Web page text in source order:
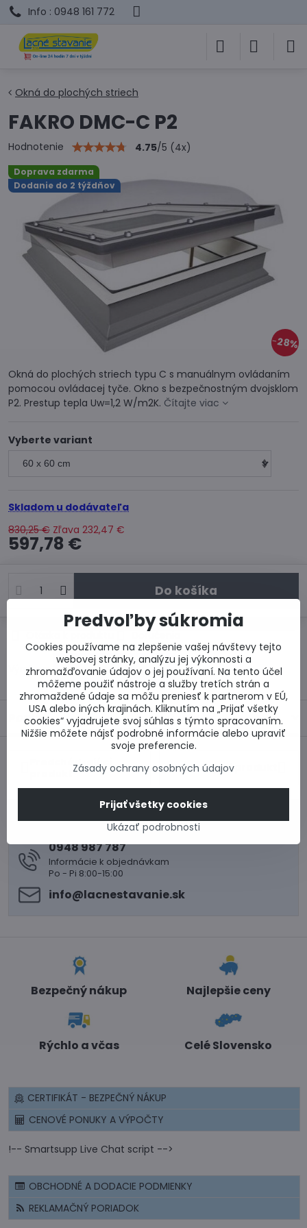
Info : 0948 161 772
Doprava zdarma
Dodanie do 2 týždňov
28%
Okná do plochých striech
FAKRO DMC-C P2
Hodnotenie 4.75/5 (4x)
Okná do plochých striech typu C s manuálnym ovládaním
pomocou ovládacej tyče. Okno s bezpečnostným dvojsklom
P2. Prestup tepla Uw=1,2 W/m2K. Čítajte viac
Vyberte variant
Skladom u dodávateľa
830,25 € Zľava 232,47 €
597,78 €
Do košíka
Doručenia
Výrobca:
Popis
Predchádzajúci
Nasledujúci produkt
0917 969 003
Technické poradenstvo
0948 987 787
Informácie k objednávkam
Po - Pi 8:00-15:00
info​@lacnestavanie​.sk
Bezpečný nákup Najlepšie ceny
Rýchlo a včas Celé Slovensko
CERTIFIKÁT - BEZPEČNÝ NÁKUP
CENOVÉ PONUKY A VÝPOČTY
!-- Smartsupp Live Chat script -->
OBCHODNÉ A DODACIE PODMIENKY
REKLAMAČNÝ PORIADOK
Predvoľby súkromia
Cookies používame na zlepšenie vašej návštevy tejto
webovej stránky, analýzu jej výkonnosti a
zhromažďovanie údajov o jej používaní. Na tento účel
môžeme použiť nástroje a služby tretích strán a
zhromaždené údaje sa môžu preniesť k partnerom v EÚ,
USA alebo iných krajinách. Kliknutím na „Prijať všetky
cookies“ vyjadrujete svoj súhlas s týmto spracovaním.
Nižšie môžete nájsť podrobné informácie alebo upraviť
svoje preferencie.
Zásady ochrany osobných údajov
Ukázať podrobnosti
Prijať všetky cookies